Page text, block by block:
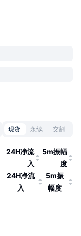
现货 永续 交割
24H净流
入
5m振幅
度
24H净流
入
5m振
幅度